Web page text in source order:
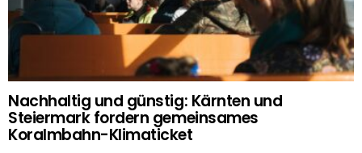
Nachhaltig und günstig: Kärnten und
Steiermark fordern gemeinsames
Koralmbahn-Klimaticket